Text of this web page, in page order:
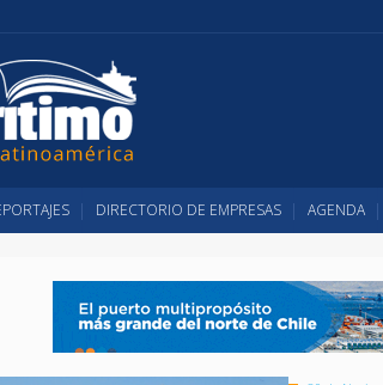
DIRECTORIO DE EMPRESAS AGENDA